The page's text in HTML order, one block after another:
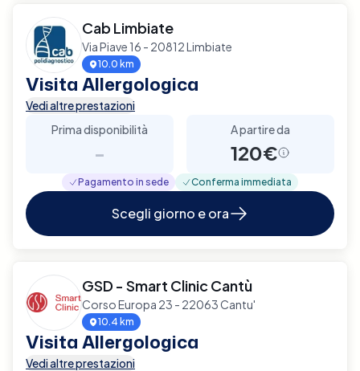
Cab Limbiate
Via Piave 16 - 20812 Limbiate
10.0 km
Visita Allergologica
Vedi altre prestazioni
Prima disponibilità
-
A partire da
120€
Pagamento in sede Conferma immediata
Scegli giorno e ora
GSD - Smart Clinic Cantù
Corso Europa 23 - 22063 Cantu'
10.4 km
Visita Allergologica
Vedi altre prestazioni